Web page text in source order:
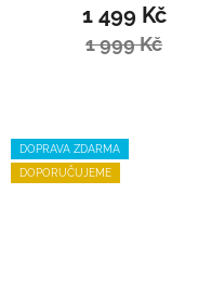
1 499 Kč
1 999 Kč
DOPRAVA ZDARMA
DOPORUČUJEME